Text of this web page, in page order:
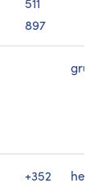
897
+352